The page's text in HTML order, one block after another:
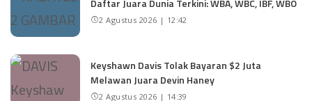
2 Agustus 2026 | 12:42
Keyshawn Davis Tolak Bayaran $2 Juta
Melawan Juara Devin Haney
2 Agustus 2026 | 14:39